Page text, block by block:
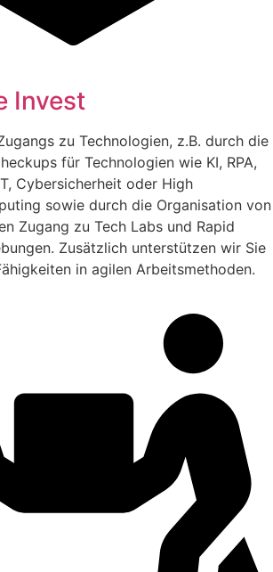
Invest
zu Technologien, z.B. durch die
für Technologien wie KI, RPA,
Cybersicherheit oder High
sowie durch die Organisation von
Zugang zu Tech Labs und Rapid
Zusätzlich unterstützen wir Sie
in agilen Arbeitsmethoden.